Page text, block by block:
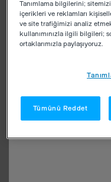
app
Tanımlama bilgilerini;
içerikleri ve reklamları
ve site trafiğimizi analiz
kullanımınızla ilgili bilgileri;
ortaklarımızla paylaşıyoruz.
Tümünü Reddet